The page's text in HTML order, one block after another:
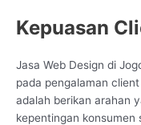
Kepuasan
Jasa Web Design di
pada pengalaman
adalah berikan arahan
kepentingan